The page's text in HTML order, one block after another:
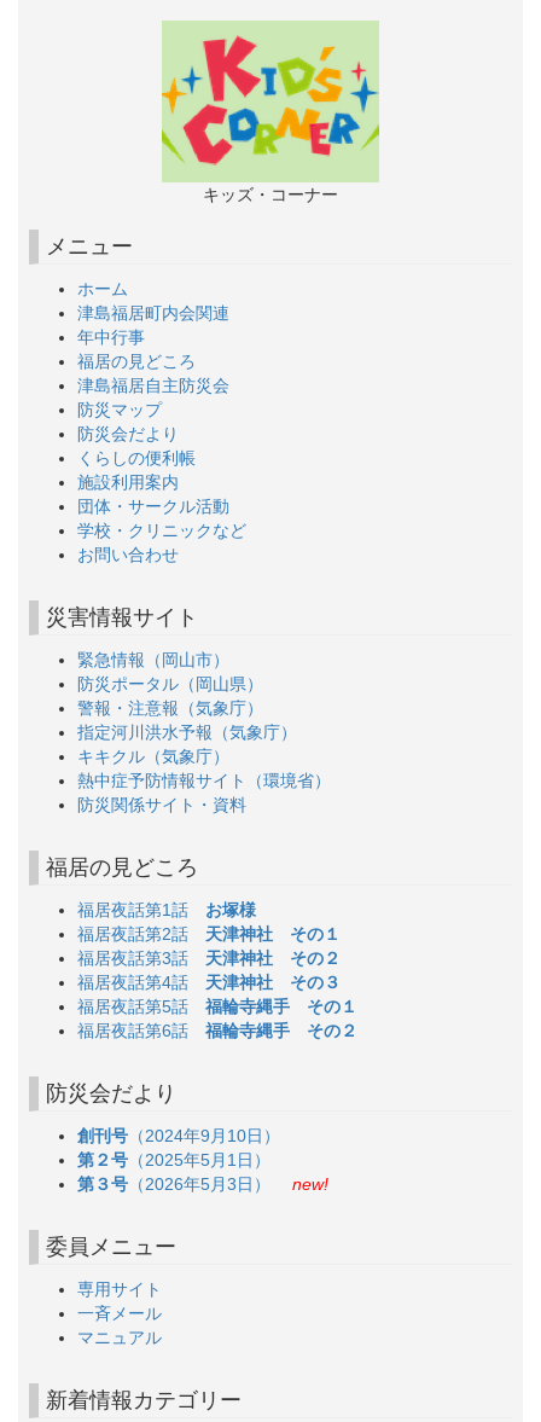
キッズ・コーナー
メニュー
ホーム
津島福居町内会関連
年中行事
福居の見どころ
津島福居自主防災会
防災マップ
防災会だより
くらしの便利帳
施設利用案内
団体・サークル活動
学校・クリニックなど
お問い合わせ
災害情報サイト
緊急情報（岡山市）
防災ポータル（岡山県）
警報・注意報（気象庁）
指定河川洪水予報（気象庁）
キキクル（気象庁）
熱中症予防情報サイト（環境省）
防災関係サイト・資料
福居の見どころ
福居夜話第1話 お塚様
福居夜話第2話 天津神社 その１
福居夜話第3話 天津神社 その２
福居夜話第4話 天津神社 その３
福居夜話第5話福輪寺縄手 その１
福居夜話第6話福輪寺縄手 その２
防災会だより
創刊号 （2024年9月10日）
第２号 （2025年5月1日）
第３号 （2026年5月3日） new!
委員メニュー
専用サイト
一斉メール
マニュアル
新着情報カテゴリー